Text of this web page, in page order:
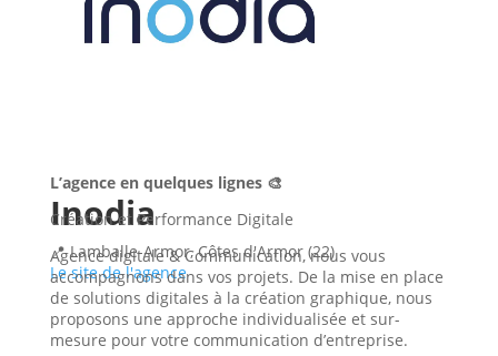
Inodia
📍 Lamballe-Armor, Côtes d'Armor (22)
Le site de l'agence
L’agence en quelques lignes 🎨
Création et Performance Digitale
Agence digitale & Communication, nous vous
accompagnons dans vos projets. De la mise en place
de solutions digitales à la création graphique, nous
proposons une approche individualisée et sur-
mesure pour votre communication d’entreprise.